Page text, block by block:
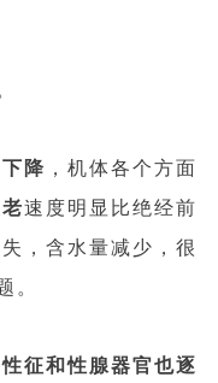
降 ，机体各个方面
速度明显比绝经前
，含水量减少，很
。
征和性腺器官也逐